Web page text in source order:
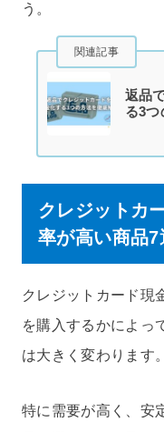
う。
関連記事
返品
る3つ
クレジットカ
率が高い商品7
クレジットカード現
を購入するかによっ
は大きく変わります。
特に需要が高く、安